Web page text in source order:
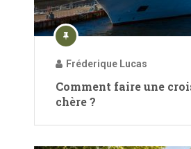
Fréderique Lucas
Comment faire une
chère ?